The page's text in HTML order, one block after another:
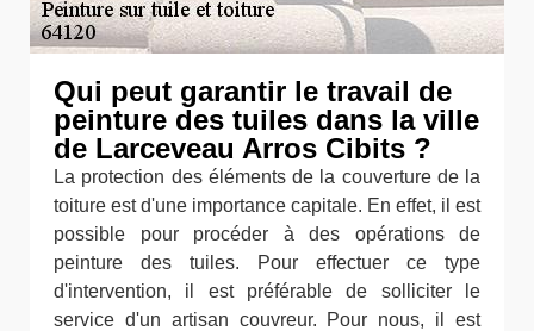
Qui peut garantir le travail de
peinture des tuiles dans la ville
de Larceveau Arros Cibits ?
La protection des éléments de la couverture de la
toiture est d'une importance capitale. En effet, il est
possible pour procéder à des opérations de
peinture des tuiles. Pour effectuer ce type
d'intervention, il est préférable de solliciter le
service d'un artisan couvreur. Pour nous, il est